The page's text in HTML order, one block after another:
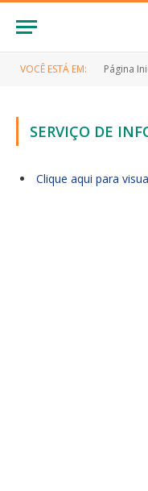
VOCÊ ESTÁ EM: Página
SERVIÇO DE
Clique aqui para